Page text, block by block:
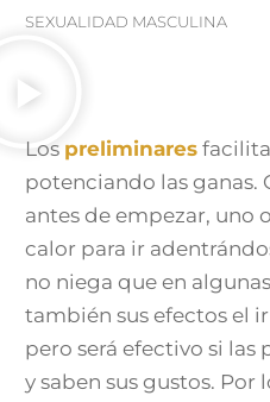
SEXUALIDAD MASCULINA
Los preliminares
potenciando las ganas.
antes de empezar, uno
calor para ir
no niega que en
también sus efectos el
pero será efectivo si las
y saben sus gustos. Por